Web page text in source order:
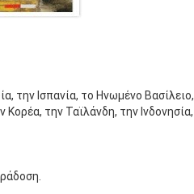
την Ισπανία, το Ηνωμένο Βασίλειο,
την Ταϊλάνδη, την Ινδονησία,